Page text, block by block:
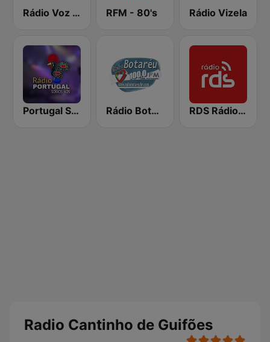
Rádio Voz Santo Tirso RFM - 80's Rádio Vizela
Portugal Somos Nós Rádio Botaréu 100.0 FM RDS Rádio Lisboa
Radio Cantinho de Guifões